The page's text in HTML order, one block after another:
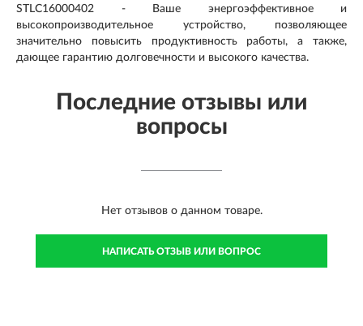
STLC16000402 - Ваше энергоэффективное и
высокопроизводительное устройство, позволяющее
значительно повысить продуктивность работы, а также,
дающее гарантию долговечности и высокого качества.
Последние отзывы или
вопросы
Нет отзывов о данном товаре.
НАПИСАТЬ ОТЗЫВ ИЛИ ВОПРОС